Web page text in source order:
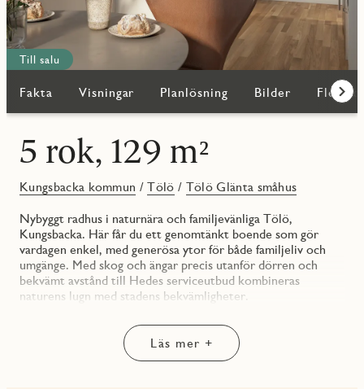
Till salu
Fakta Visningar Planlösning Bilder Fler
5 rok, 129 m²
Kungsbacka kommun /Tölö / Tölö Glänta småhus
Nybyggt radhus i naturnära och familjevänliga Tölö,
Kungsbacka. Här får du ett genomtänkt boende som gör
vardagen enkel, med generösa ytor för både familjeliv och
umgänge. Med skog och ängar precis utanför dörren och
bekvämt avstånd till Hedes serviceutbud kombineras
naturens lugn med stadens bekvämligheter.
Bostaden erbjuder 129 kvm fördelat på två plan, vilket
skapar gott om plats för hela familjen. De ljusa och luftiga
rummen ger en härlig rymd och trivsam atmosfär.
Läs mer +